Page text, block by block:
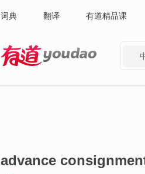
词典 翻译 有道精品课
advance